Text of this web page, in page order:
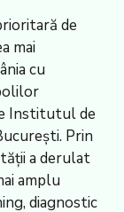
de
mai
cu
Institutul de
Prin
a derulat
amplu
diagnostic